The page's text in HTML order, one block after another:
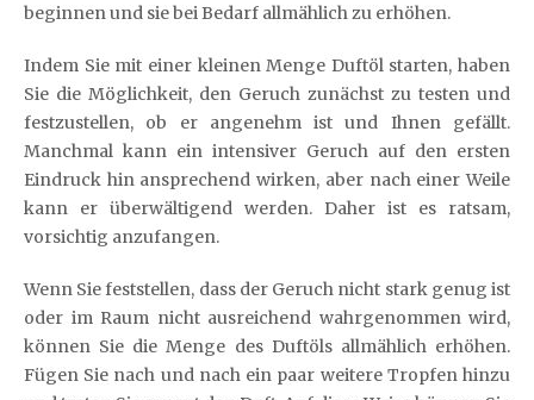
beginnen und sie bei Bedarf allmählich zu erhöhen.
Indem Sie mit einer kleinen Menge Duftöl starten, haben
Sie die Möglichkeit, den Geruch zunächst zu testen und
festzustellen, ob er angenehm ist und Ihnen gefällt.
Manchmal kann ein intensiver Geruch auf den ersten
Eindruck hin ansprechend wirken, aber nach einer Weile
kann er überwältigend werden. Daher ist es ratsam,
vorsichtig anzufangen.
Wenn Sie feststellen, dass der Geruch nicht stark genug ist
oder im Raum nicht ausreichend wahrgenommen wird,
können Sie die Menge des Duftöls allmählich erhöhen.
Fügen Sie nach und nach ein paar weitere Tropfen hinzu